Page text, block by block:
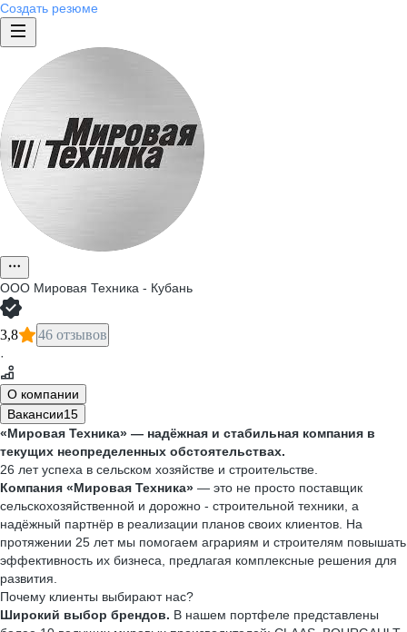
Создать резюме
ООО Мировая Техника - Кубань
3,8 46 отзывов
·
О компании
Вакансии15
«Мировая Техника» — надёжная и стабильная компания в
текущих неопределенных обстоятельствах.
26 лет успеха в сельском хозяйстве и строительстве.
Компания «Мировая Техника» — это не просто поставщик
сельскохозяйственной и дорожно - строительной техники, а
надёжный партнёр в реализации планов своих клиентов. На
протяжении 25 лет мы помогаем аграриям и строителям повышать
эффективность их бизнеса, предлагая комплексные решения для
развития.
Почему клиенты выбирают нас?
Широкий выбор брендов. В нашем портфеле представлены